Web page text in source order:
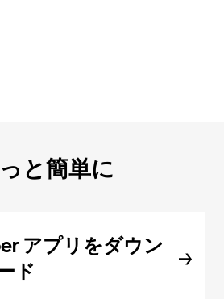
と簡単に
アプリをダウン
ド